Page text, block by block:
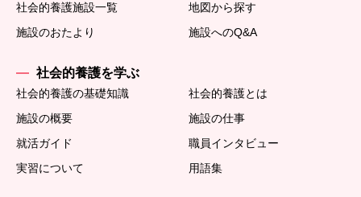
社会的養護施設一覧
地図から探す
施設のおたより
施設へのQ&A
社会的養護を学ぶ
社会的養護の基礎知識
社会的養護とは
施設の概要
施設の仕事
就活ガイド
職員インタビュー
実習について
用語集